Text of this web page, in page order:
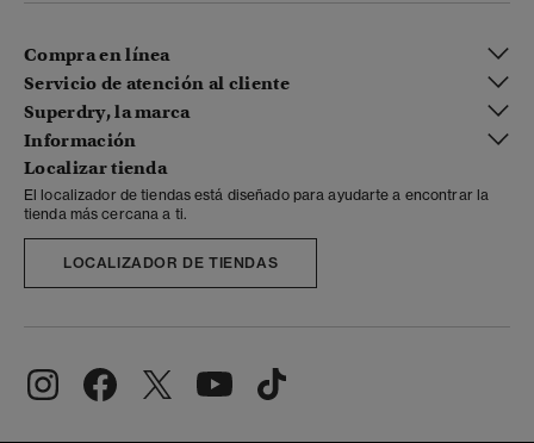
Compra en línea
Servicio de atención al cliente
Superdry, la marca
Información
Localizar tienda
El localizador de tiendas está diseñado para ayudarte a encontrar la
tienda más cercana a ti.
LOCALIZADOR DE TIENDAS